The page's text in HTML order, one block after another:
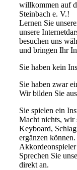
willkommen auf
Steinbach e. V.!
Lernen Sie
unsere
besuchen uns
und bringen Ihr
Sie haben kein
Sie haben zwar
Wir bilden Sie
Sie spielen ein
Macht nichts, wir
Keyboard,
ergänzen
Sprechen Sie
direkt an.